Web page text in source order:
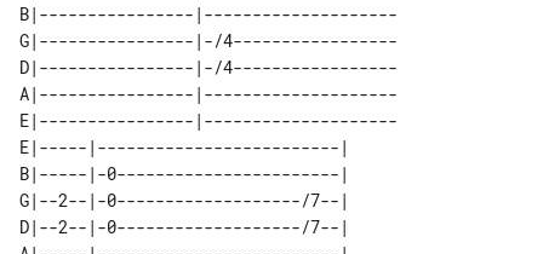
B|----------------|--------------------
G|----------------|-/4-----------------
D|----------------|-/4-----------------
A|----------------|--------------------
E|----------------|--------------------
E|-----|-------------------------|
B|-----|-0-----------------------|
G|--2--|-0-------------------/7--|
D|--2--|-0-------------------/7--|